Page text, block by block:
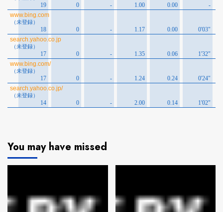
You may have missed